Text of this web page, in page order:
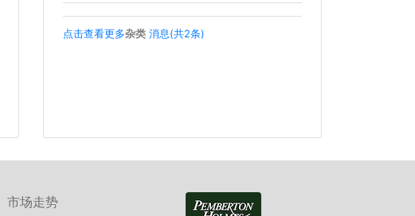
点击查看更多杂类 消息(共2条)
市场走势